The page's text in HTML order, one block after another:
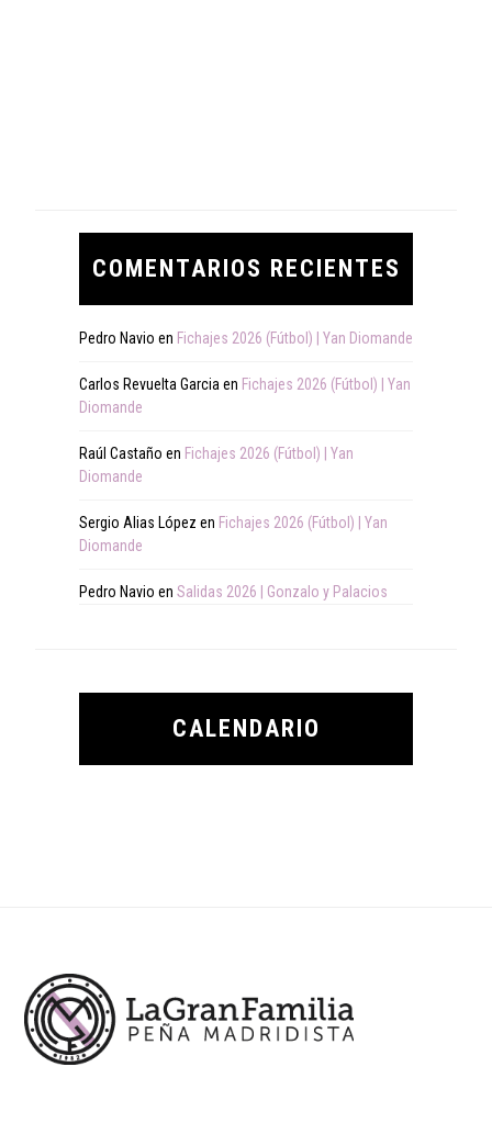
COMENTARIOS RECIENTES
Pedro Navio en Fichajes 2026 (Fútbol) | Yan Diomande
Carlos Revuelta Garciaen Fichajes 2026 (Fútbol) | Yan
Diomande
Raúl Castaño en Fichajes 2026 (Fútbol) | Yan
Diomande
Sergio Alias López en Fichajes 2026 (Fútbol) | Yan
Diomande
Pedro Navio en Salidas 2026 | Gonzalo y Palacios
CALENDARIO